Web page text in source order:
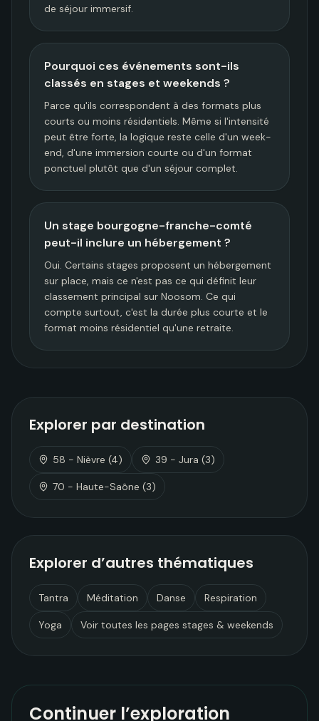
de séjour immersif.
Pourquoi ces événements sont-ils
classés en stages et weekends ?
Parce qu'ils correspondent à des formats plus
courts ou moins résidentiels. Même si l'intensité
peut être forte, la logique reste celle d'un week-
end, d'une immersion courte ou d'un format
ponctuel plutôt que d'un séjour complet.
Un stage bourgogne-franche-comté
peut-il inclure un hébergement ?
Oui. Certains stages proposent un hébergement
sur place, mais ce n'est pas ce qui définit leur
classement principal sur Noosom. Ce qui
compte surtout, c'est la durée plus courte et le
format moins résidentiel qu'une retraite.
Explorer par destination
58 - Nièvre (4) 39 - Jura (3)
70 - Haute-Saône (3)
Explorer d’autres thématiques
Tantra Méditation Danse Respiration
Yoga Voir toutes les pages stages & weekends
Continuer l’exploration